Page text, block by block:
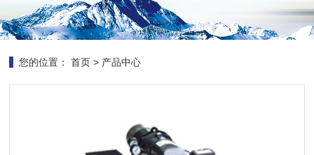
您的位置： 首页 > 产品中心